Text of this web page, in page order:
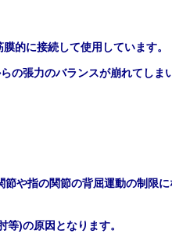
的に接続して使用しています。
の張力のバランスが崩れてしま
や指の関節の背屈運動の制限に
等)の原因となります。